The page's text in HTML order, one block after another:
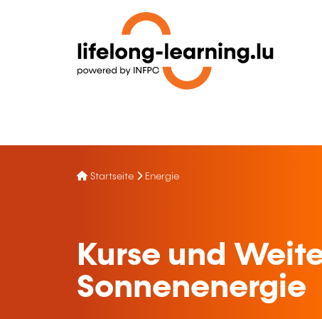
Startseite Energie
Kurse und
Sonnenenergie